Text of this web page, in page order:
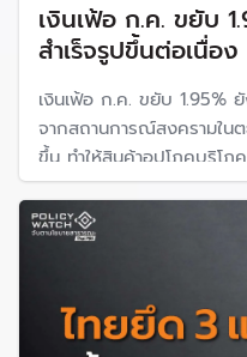
เงินเฟ้อ ก.ค. ขยับ
สำเร็จรูปขึ้นต่อเนื่อง
เงินเฟ้อ ก.ค. ขยับ 1.95%
จากสถานการณ์สงครามใน
ขึ้น ทำให้สินค้าอุปโภคบริโ
ส.ค. ยังเป็นบวก คาดการณ์
2.5%